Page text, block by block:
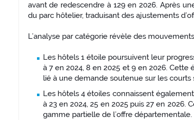
avant de redescendre à 129 en 2026. Après
du parc hôtelier, traduisant des ajustements
L’analyse par catégorie révèle des
Les hôtels 1 étoile poursuivent leur
à 7 en 2024, 8 en 2025 et 9 en 2026.
lié à une demande soutenue sur les
Les hôtels 4 étoiles connaissent
à 23 en 2024, 25 en 2025 puis 27 en
gamme partielle de l’offre départementale.